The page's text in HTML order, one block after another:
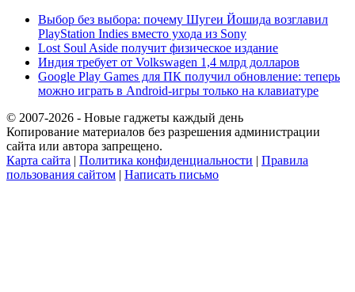
Выбор без выбора: почему Шугеи Йошида возглавил
PlayStation Indies вместо ухода из Sony
Lost Soul Aside получит физическое издание
Индия требует от Volkswagen 1,4 млрд долларов
Google Play Games для ПК получил обновление: теперь
можно играть в Android-игры только на клавиатуре
© 2007-2026 - Новые гаджеты каждый день
Копирование материалов без разрешения администрации
сайта или автора запрещено.
Карта сайта | Политика конфиденциальности | Правила
пользования сайтом | Написать письмо